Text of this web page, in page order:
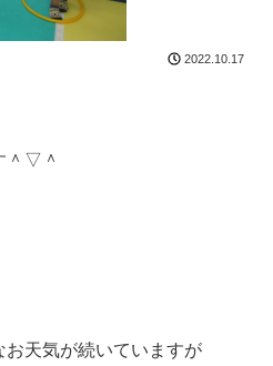
2022.10.17
＾▽＾
天気が続いていますが